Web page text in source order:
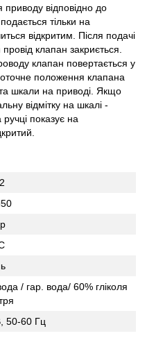
відповідно до
тільки на
відкритим. Після подачі
клапан закриється.
клапан повертається у
положення клапана
шкали на приводі. Якщо
відмітку на шкалі -
показує на
/ гар. вода/ 60% гліколя
50-60 Гц